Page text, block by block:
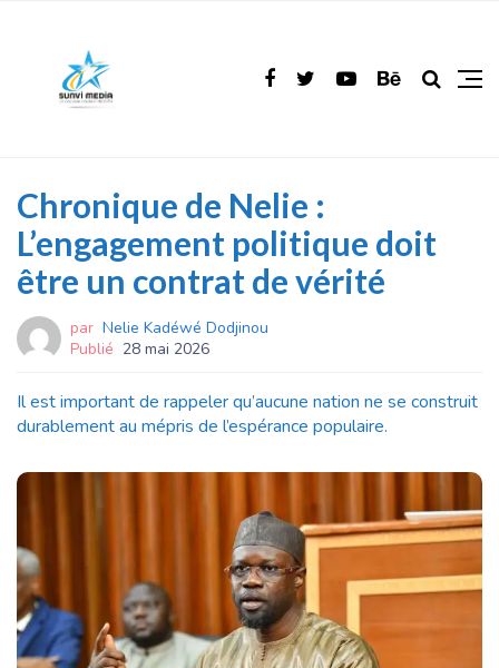
Chronique de Nelie :
L’engagement politique doit
être un contrat de vérité
par Nelie Kadéwé Dodjinou
Publié 28 mai 2026
Il est important de rappeler qu’aucune nation ne se construit
durablement au mépris de l’espérance populaire.